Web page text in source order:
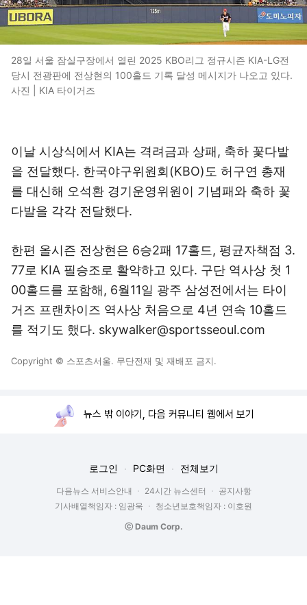
28일 서울 잠실구장에서 열린 2025 KBO리그 정규시즌 KIA-LG전
당시 전광판에 전상현의 100홀드 기록 달성 메시지가 나오고 있다.
사진 | KIA 타이거즈
이날 시상식에서 KIA는 격려금과 상패, 축하 꽃다발
을 전달했다. 한국야구위원회(KBO)도 허구연 총재
를 대신해 오석환 경기운영위원이 기념패와 축하 꽃
다발을 각각 전달했다.
한편 올시즌 전상현은 6승2패 17홀드, 평균자책점 3.
77로 KIA 필승조로 활약하고 있다. 구단 역사상 첫 1
00홀드를 포함해, 6월11일 광주 삼성전에서는 타이
거즈 프랜차이즈 역사상 처음으로 4년 연속 10홀드
를 적기도 했다. skywalker@sportsseoul.com
Copyright © 스포츠서울. 무단전재 및 재배포 금지.
뉴스 밖 이야기, 다음 커뮤니티 웹에서 보기
로그인 PC화면 전체보기
다음뉴스 서비스안내 24시간 뉴스센터
공지사항
기사배열책임자 : 임광욱
청소년보호책임자 : 이호원
ⓒ Daum Corp.